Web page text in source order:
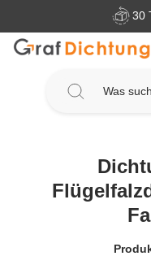
Zum Hauptinhalt springen
30